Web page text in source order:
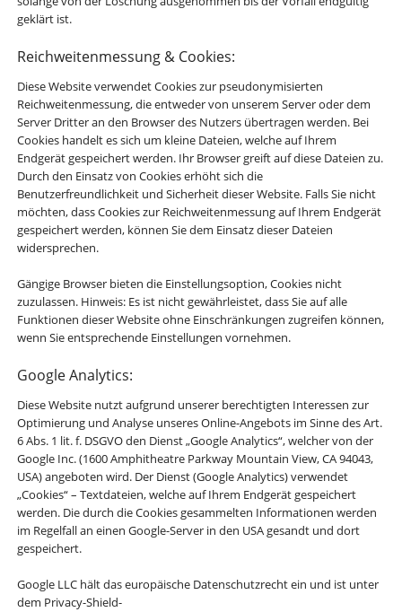
geklärt ist.
Reichweitenmessung & Cookies:
Diese Website verwendet Cookies zur pseudonymisierten
Reichweitenmessung, die entweder von unserem Server oder dem
Server Dritter an den Browser des Nutzers übertragen werden. Bei
Cookies handelt es sich um kleine Dateien, welche auf Ihrem
Endgerät gespeichert werden. Ihr Browser greift auf diese Dateien zu.
Durch den Einsatz von Cookies erhöht sich die
Benutzerfreundlichkeit und Sicherheit dieser Website. Falls Sie nicht
möchten, dass Cookies zur Reichweitenmessung auf Ihrem Endgerät
gespeichert werden, können Sie dem Einsatz dieser Dateien
widersprechen.
Gängige Browser bieten die Einstellungsoption, Cookies nicht
zuzulassen. Hinweis: Es ist nicht gewährleistet, dass Sie auf alle
Funktionen dieser Website ohne Einschränkungen zugreifen können,
wenn Sie entsprechende Einstellungen vornehmen.
Google Analytics:
Diese Website nutzt aufgrund unserer berechtigten Interessen zur
Optimierung und Analyse unseres Online-Angebots im Sinne des Art.
6 Abs. 1 lit. f. DSGVO den Dienst „Google Analytics“, welcher von der
Google Inc. (1600 Amphitheatre Parkway Mountain View, CA 94043,
USA) angeboten wird. Der Dienst (Google Analytics) verwendet
„Cookies“ – Textdateien, welche auf Ihrem Endgerät gespeichert
werden. Die durch die Cookies gesammelten Informationen werden
im Regelfall an einen Google-Server in den USA gesandt und dort
gespeichert.
Google LLC hält das europäische Datenschutzrecht ein und ist unter
dem Privacy-Shield-